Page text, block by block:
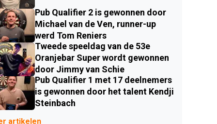
Pub Qualifier 2 is gewonnen door
Michael van de Ven, runner-up
werd Tom Reniers
Tweede speeldag van de 53e
Oranjebar Super wordt gewonnen
door Jimmy van Schie
Pub Qualifier 1 met 17 deelnemers
is gewonnen door het talent Kendji
Steinbach
artikelen